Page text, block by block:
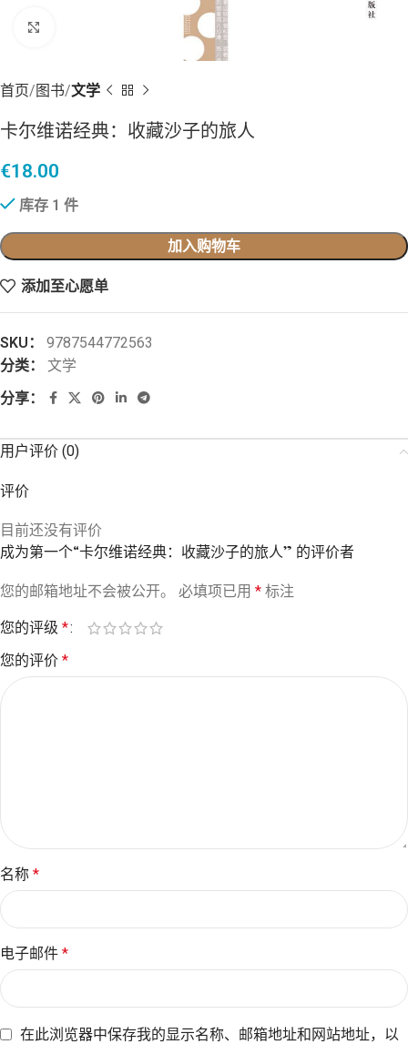
首页 图书 文学
卡尔维诺经典：收藏沙子的旅人
€18.00
库存 1 件
加入购物车
添加至心愿单
SKU： 9787544772563
分类：
文学
分享：
用户评价 (0)
评价
目前还没有评价
成为第一个“卡尔维诺经典：收藏沙子的旅人” 的评价者
您的邮箱地址不会被公开。 必填项已用 * 标注
您的评级 *
您的评价 *
名称 *
电子邮件 *
在此浏览器中保存我的显示名称、邮箱地址和网站地址，以